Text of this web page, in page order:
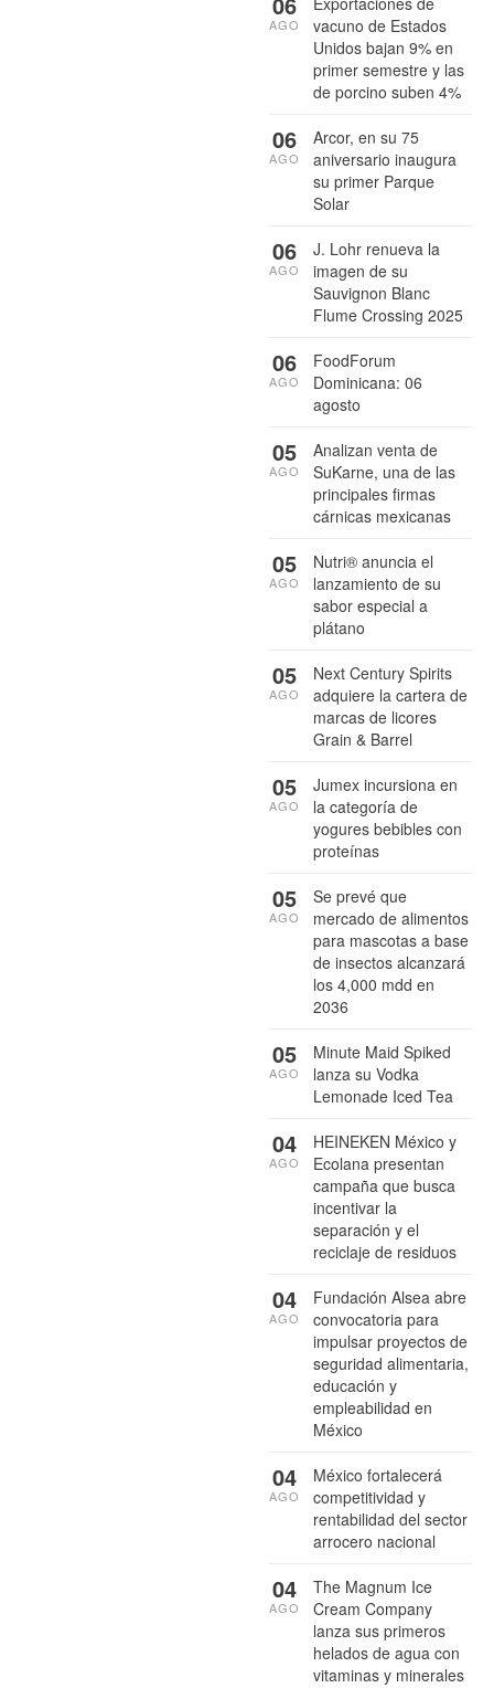
vacuno de Estados
Unidos bajan 9% en
primer semestre y las
de porcino suben 4%
AGO
Arcor, en su 75
aniversario inaugura
su primer Parque
Solar
06
AGO
J. Lohr renueva la
imagen de su
Sauvignon Blanc
Flume Crossing 2025
06
AGO
FoodForum
Dominicana: 06
agosto
06
AGO
Analizan venta de
SuKarne, una de las
principales firmas
cárnicas mexicanas
05
AGO
Nutri® anuncia el
lanzamiento de su
sabor especial a
plátano
05
AGO
Next Century Spirits
adquiere la cartera de
marcas de licores
Grain & Barrel
05
AGO
Jumex incursiona en
la categoría de
yogures bebibles con
proteínas
05
AGO
Se prevé que
mercado de alimentos
para mascotas a base
de insectos alcanzará
los 4,000 mdd en
2036
05
AGO
Minute Maid Spiked
lanza su Vodka
Lemonade Iced Tea
05
AGO
HEINEKEN México y
Ecolana presentan
campaña que busca
incentivar la
separación y el
reciclaje de residuos
04
AGO
Fundación Alsea abre
convocatoria para
impulsar proyectos de
seguridad alimentaria,
educación y
empleabilidad en
México
04
AGO
México fortalecerá
competitividad y
rentabilidad del sector
arrocero nacional
04
AGO
The Magnum Ice
Cream Company
lanza sus primeros
helados de agua con
vitaminas y minerales
04
AGO